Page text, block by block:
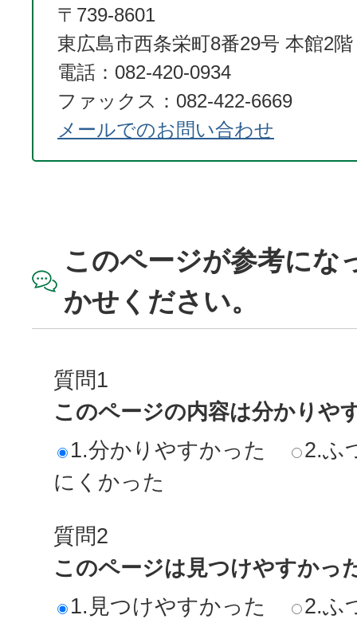
〒739-8601
東広島市西条栄町8番29号 本館2階
電話：082-420-0934
ファックス：082-422-6669
メールでのお問い合わせ
このページが参考にな
かせください。
質問1
このページの内容は分かりや
1.分かりやすかった
2.ふ
にくかった
質問2
このページは見つけやすかっ
1.見つけやすかった
2.ふ